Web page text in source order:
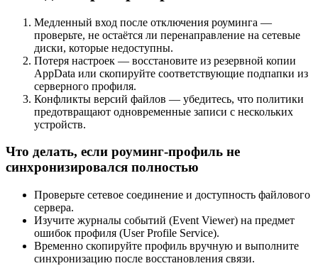
Медленный вход после отключения роуминга —
проверьте, не остаётся ли перенаправление на сетевые
диски, которые недоступны.
Потеря настроек — восстановите из резервной копии
AppData или скопируйте соответствующие подпапки из
серверного профиля.
Конфликты версий файлов — убедитесь, что политики
предотвращают одновременные записи с нескольких
устройств.
Что делать, если роуминг‑профиль не
синхронизировался полностью
Проверьте сетевое соединение и доступность файлового
сервера.
Изучите журналы событий (Event Viewer) на предмет
ошибок профиля (User Profile Service).
Временно скопируйте профиль вручную и выполните
синхронизацию после восстановления связи.